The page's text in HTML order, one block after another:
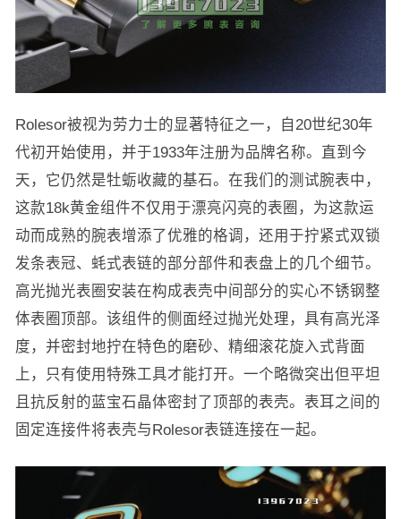
Rolesor被视为劳力士的显著特征之一，自20世纪30年
代初开始使用，并于1933年注册为品牌名称。直到今
天，它仍然是牡蛎收藏的基石。在我们的测试腕表中，
这款18k黄金组件不仅用于漂亮闪亮的表圈，为这款运
动而成熟的腕表增添了优雅的格调，还用于拧紧式双锁
发条表冠、蚝式表链的部分部件和表盘上的几个细节。
高光抛光表圈安装在构成表壳中间部分的实心不锈钢整
体表圈顶部。该组件的侧面经过抛光处理，具有高光泽
度，并密封地拧在特色的磨砂、精细滚花旋入式背面
上，只有使用特殊工具才能打开。一个略微突出但平坦
且抗反射的蓝宝石晶体密封了顶部的表壳。表耳之间的
固定连接件将表壳与Rolesor表链连接在一起。